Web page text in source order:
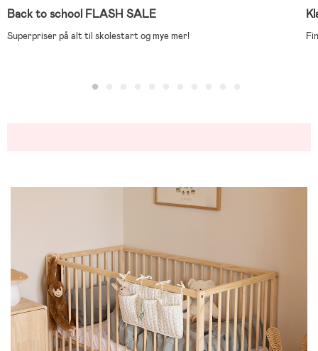
Back to school FLASH SALE
Superpriser på alt til skolestart og mye mer!